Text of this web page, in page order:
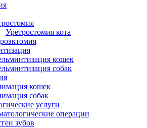
Уретростомия кота
кошек
собак
кошек
собак
услуги
операции
зубов